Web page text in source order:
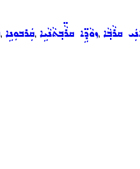
, ܩܲܪܒܘܼܢܹܐ, ܙܘܵܕܹ̈ܐ ܩܪܵ̈ܒ݂ܬܵܢܵܝܹܐ, ܩܪܵܒ݂ܵܐ